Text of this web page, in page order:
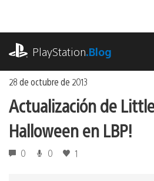
contenido
PlayStation.Blog
28 de octubre de 2013
Actualización de
Halloween en LBP!
0 0 1